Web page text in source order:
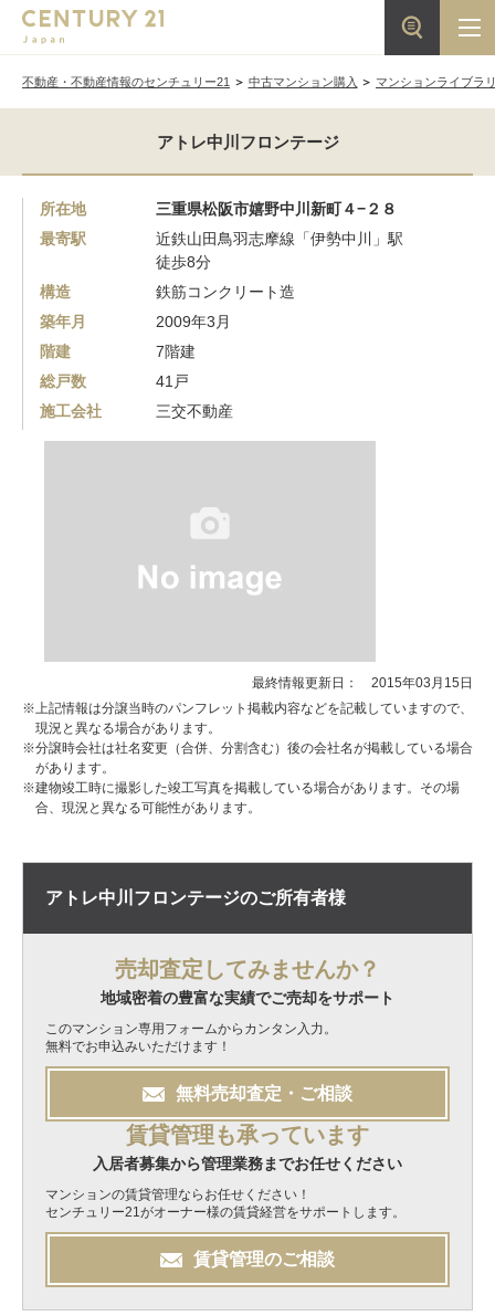
不動産・不動産情報のセンチュリー21 中古マンション購入 マンションライブラ
アトレ中川フロンテージ
所在地
三重県松阪市嬉野中川新町４−２８
最寄駅
近鉄山田鳥羽志摩線「伊勢中川」駅
徒歩8分
構造
鉄筋コンクリート造
築年月
2009年3月
階建
7階建
総戸数
41戸
施工会社
三交不動産
最終情報更新日： 2015年03月15日
※上記情報は分譲当時のパンフレット掲載内容などを記載していますので、
現況と異なる場合があります。
※分譲時会社は社名変更（合併、分割含む）後の会社名が掲載している場合
があります。
※建物竣工時に撮影した竣工写真を掲載している場合があります。その場
合、現況と異なる可能性があります。
アトレ中川フロンテージのご所有者様
売却査定してみませんか？
地域密着の豊富な実績でご売却をサポート
このマンション専用フォームからカンタン入力。
無料でお申込みいただけます！
無料売却査定・ご相談
賃貸管理も承っています
入居者募集から管理業務までお任せください
マンションの賃貸管理ならお任せください！
センチュリー21がオーナー様の賃貸経営をサポートします。
賃貸管理のご相談